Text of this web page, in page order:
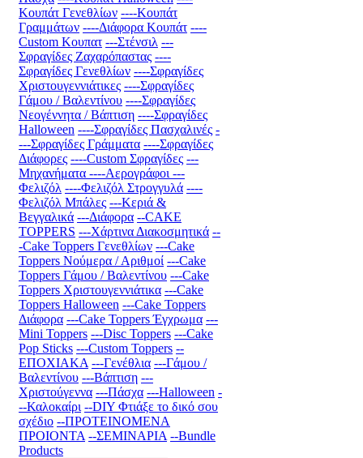
Κουπάτ Γενεθλίων ----Κουπάτ
Γραμμάτων ----Διάφορα Κουπάτ ----
Custom Κουπατ ---Στένσιλ ---
Σφραγίδες Ζαχαρόπαστας ----
Σφραγίδες Γενεθλίων ----Σφραγίδες
Χριστουγεννιάτικες ----Σφραγίδες
Γάμου / Βαλεντίνου ----Σφραγίδες
Νεογέννητα / Βάπτιση ----Σφραγίδες
Halloween ----Σφραγίδες Πασχαλινές -
---Σφραγίδες Γράμματα ----Σφραγίδες
Διάφορες ----Custom Σφραγίδες ---
Μηχανήματα ----Αερογράφοι ---
Φελιζόλ ----Φελιζόλ Στρογγυλά ----
Φελιζόλ Μπάλες ---Κεριά &
Βεγγαλικά ---Διάφορα --CAKE
TOPPERS ---Χάρτινα Διακοσμητικά --
-Cake Toppers Γενεθλίων ---Cake
Toppers Νούμερα / Αριθμοί ---Cake
Toppers Γάμου / Βαλεντίνου ---Cake
Toppers Χριστουγεννιάτικα ---Cake
Toppers Halloween ---Cake Toppers
Διάφορα ---Cake Toppers Έγχρωμα ---
Mini Toppers ---Disc Toppers ---Cake
Pop Sticks ---Custom Toppers --
ΕΠΟΧΙΑΚΑ ---Γενέθλια ---Γάμου /
Βαλεντίνου ---Βάπτιση ---
Χριστούγεννα ---Πάσχα ---Halloween -
--Καλοκαίρι --DIY Φτιάξε το δικό σου
σχέδιο --ΠΡΟΤΕΙΝΟΜΕΝΑ
ΠΡΟΙΟΝΤΑ --ΣΕΜΙΝΑΡΙΑ --Bundle
Products